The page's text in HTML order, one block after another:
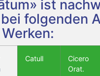
ist
folgenden
Catull
Cicero
Orat.